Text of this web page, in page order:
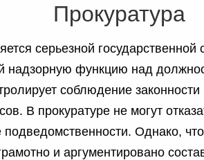
Прокуратура
серьезной государственной
надзорную функцию над
соблюдение
В прокуратуре не могут
подведомственности. Однако,
и аргументировано